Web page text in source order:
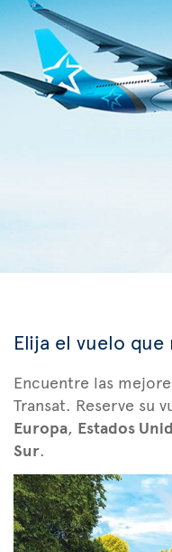
Elija el vuelo que
Encuentre las
Transat. Reserve su
Europa, Estados
Sur.